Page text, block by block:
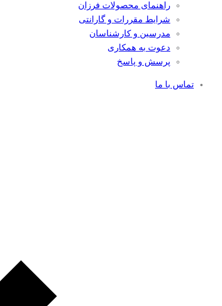
راهنمای محصولات فرزان
شرایط مقررات و گارانتی
مدرسین و کارشناسان
دعوت به همکاری
پرسش و پاسخ
تماس با ما